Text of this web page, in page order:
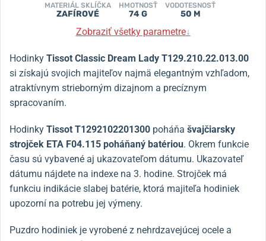
MATERIÁL SKLÍČKA
ZAFÍROVÉ
HMOTNOSŤ
74 G
VODOTESNOSŤ
50 M
Zobraziť všetky parametre↓
Hodinky Tissot Classic Dream Lady T129.210.22.013.00
si získajú svojich majiteľov najmä elegantným vzhľadom,
atraktívnym strieborným dizajnom a precíznym
spracovaním.
Hodinky Tissot T1292102201300 poháňa švajčiarsky
strojček ETA F04.115 poháňaný batériou. Okrem funkcie
času sú vybavené aj ukazovateľom dátumu. Ukazovateľ
dátumu nájdete na indexe na 3. hodine. Strojček má
funkciu indikácie slabej batérie, ktorá majiteľa hodiniek
upozorní na potrebu jej výmeny.
Puzdro hodiniek je vyrobené z nehrdzavejúcej ocele a